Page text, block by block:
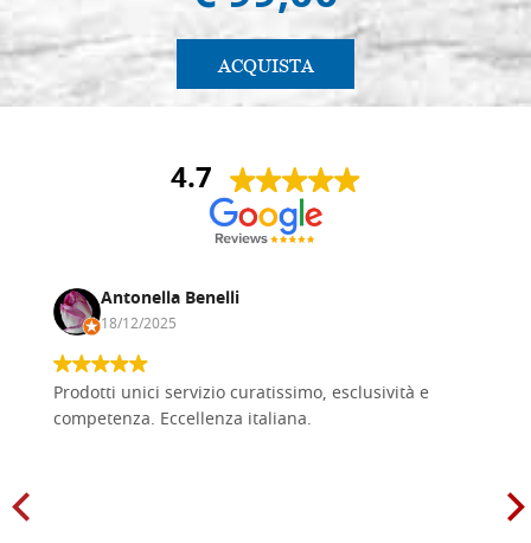
ACQUISTA
4.7
Antonella Benelli
18/12/2025
Prodotti unici servizio curatissimo, esclusività e
competenza. Eccellenza italiana.